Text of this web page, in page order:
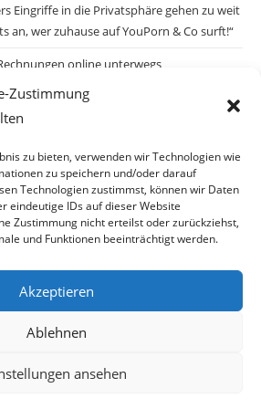
Zustimmung
zu bieten, verwenden wir Technologien wie
zu speichern und/oder darauf
Technologien zustimmst, können wir Daten
eindeutige IDs auf dieser Website
Zustimmung nicht erteilst oder zurückziehst,
und Funktionen beeinträchtigt werden.
Akzeptieren
Ablehnen
ansehen
Eingriffe in die Privatsphäre gehen zu weit
an, wer zuhause auf YouPorn & Co surft!“
online unterwegs
Sicherheit: „Erst nach einem Anschlag wäre